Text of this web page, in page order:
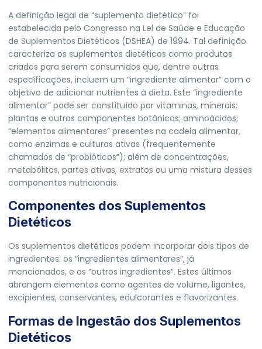
A definição legal de “suplemento dietético” foi
estabelecida pelo Congresso na Lei de Saúde e Educação
de Suplementos Dietéticos (DSHEA) de 1994. Tal definição
caracteriza os suplementos dietéticos como produtos
criados para serem consumidos que, dentre outras
especificações, incluem um “ingrediente alimentar” com o
objetivo de adicionar nutrientes à dieta. Este “ingrediente
alimentar” pode ser constituído por vitaminas, minerais;
plantas e outros componentes botânicos; aminoácidos;
“elementos alimentares” presentes na cadeia alimentar,
como enzimas e culturas ativas (frequentemente
chamados de “probióticos”); além de concentrações,
metabólitos, partes ativas, extratos ou uma mistura desses
componentes nutricionais.
Componentes dos Suplementos
Dietéticos
Os suplementos dietéticos podem incorporar dois tipos de
ingredientes: os “ingredientes alimentares”, já
mencionados, e os “outros ingredientes”. Estes últimos
abrangem elementos como agentes de volume, ligantes,
excipientes, conservantes, edulcorantes e flavorizantes.
Formas de Ingestão dos Suplementos
Dietéticos